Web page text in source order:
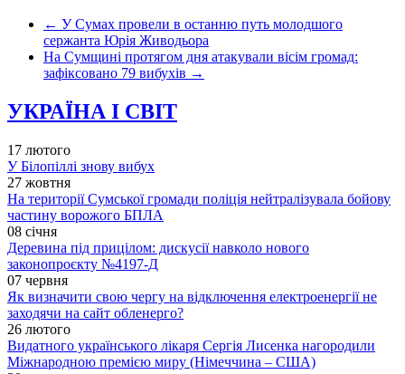
← У Сумах провели в останню путь молодшого
сержанта Юрія Живодьора
На Сумщині протягом дня атакували вісім громад:
зафіксовано 79 вибухів →
УКРАЇНА І СВІТ
17 лютого
У Білопіллі знову вибух
27 жовтня
На території Сумської громади поліція нейтралізувала бойову
частину ворожого БПЛА
08 січня
Деревина під прицілом: дискусії навколо нового
законопроєкту №4197-Д
07 червня
Як визначити свою чергу на відключення електроенергії не
заходячи на сайт обленерго?
26 лютого
Видатного українського лікаря Сергія Лисенка нагородили
Міжнародною премією миру (Німеччина – США)